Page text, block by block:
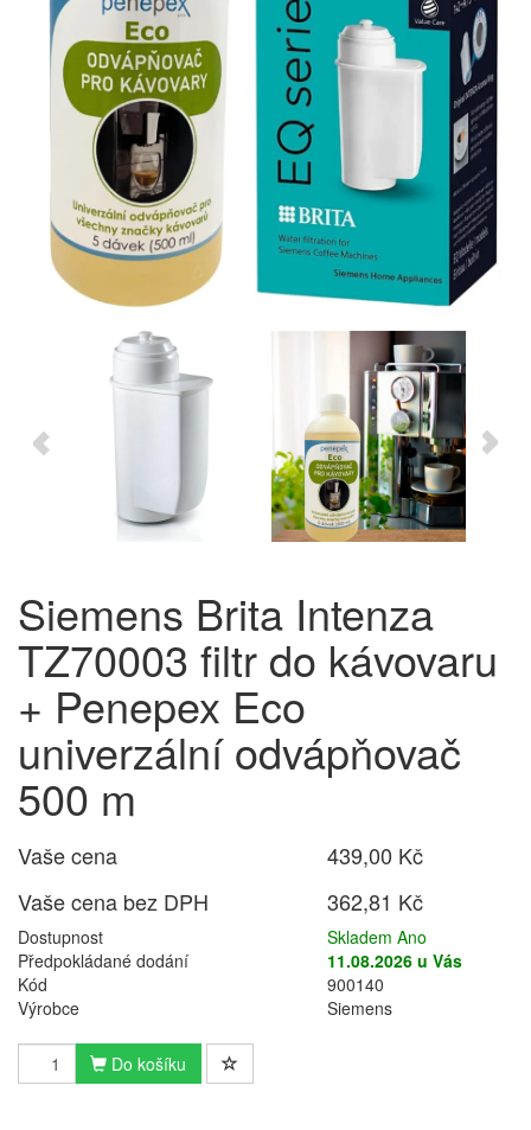
Siemens Brita Intenza
TZ70003 filtr do kávovaru
+ Penepex Eco
univerzální odvápňovač
500 m
Vaše cena
439,00 Kč
Vaše cena bez DPH
362,81 Kč
Dostupnost
Skladem Ano
Předpokládané dodání
11.08.2026 u Vás
Kód
900140
Výrobce
Siemens
Do košíku